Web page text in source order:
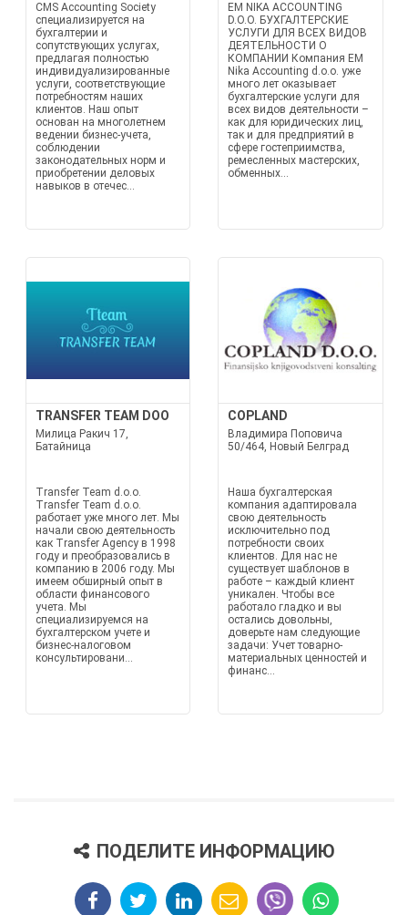
CMS Accounting Society
специализируется на
бухгалтерии и
сопутствующих услугах,
предлагая полностью
индивидуализированные
услуги, соответствующие
потребностям наших
клиентов. Наш опыт
основан на многолетнем
ведении бизнес-учета,
соблюдении
законодательных норм и
приобретении деловых
навыков в отечес...
EM NIKA ACCOUNTING
D.O.O. БУХГАЛТЕРСКИЕ
УСЛУГИ ДЛЯ ВСЕХ ВИДОВ
ДЕЯТЕЛЬНОСТИ О
КОМПАНИИ Компания EM
Nika Accounting d.o.o. уже
много лет оказывает
бухгалтерские услуги для
всех видов деятельности –
как для юридических лиц,
так и для предприятий в
сфере гостеприимства,
ремесленных мастерских,
обменных...
TRANSFER TEAM DOO
Милица Ракич 17,
Батайница
Transfer Team d.o.o.
Transfer Team d.o.o.
работает уже много лет. Мы
начали свою деятельность
как Transfer Agency в 1998
году и преобразовались в
компанию в 2006 году. Мы
имеем обширный опыт в
области финансового
учета. Мы
специализируемся на
бухгалтерском учете и
бизнес-налоговом
консультировани...
COPLAND
Владимира Поповича
50/464, Новый Белград
Наша бухгалтерская
компания адаптировала
свою деятельность
исключительно под
потребности своих
клиентов. Для нас не
существует шаблонов в
работе – каждый клиент
уникален. Чтобы все
работало гладко и вы
остались довольны,
доверьте нам следующие
задачи: Учет товарно-
материальных ценностей и
финанс...
ПОДЕЛИТЕ ИНФОРМАЦИЮ